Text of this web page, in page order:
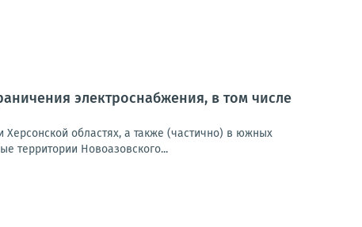
электроснабжения, в том числе
Херсонской областях, а также (частично) в южных
территории Новоазовского...